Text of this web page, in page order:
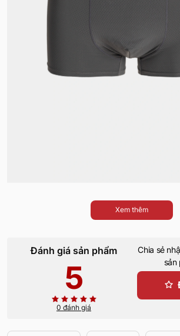
Xem thêm
Đánh giá sản phẩm
5
0 đánh giá
Chia sẻ
sản